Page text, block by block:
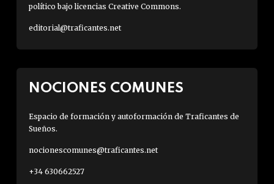
político bajo licencias Creative Commons.
editorial@traficantes.net
NOCIONES COMUNES
Espacio de formación y autoformación de Traficantes de
Sueños.
nocionescomunes@traficantes.net
+34 630662527